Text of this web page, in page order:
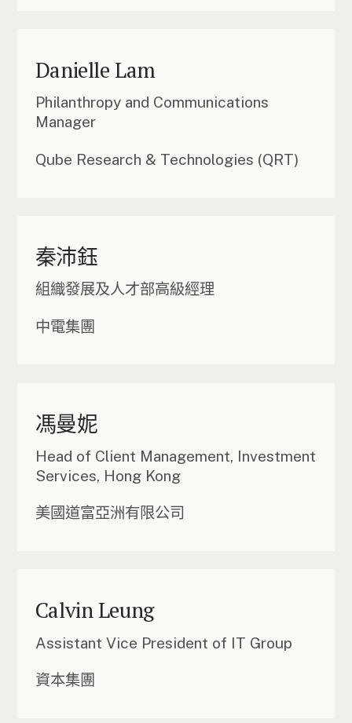
Danielle Lam
Philanthropy and Communications
Manager
Qube Research & Technologies (QRT)
秦沛鈺
組織發展及人才部高級經理
中電集團
馮曼妮
Head of Client Management, Investment
Services, Hong Kong
美國道富亞洲有限公司
Calvin Leung
Assistant Vice President of IT Group
資本集團